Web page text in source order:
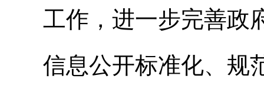
工作，进一步完善政
信息公开标准化、规